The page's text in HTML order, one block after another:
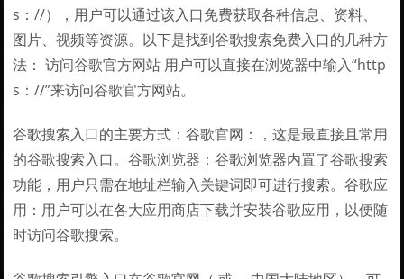
s：//），用户可以通过该入口免费获取各种信息、资料、
图片、视频等资源。以下是找到谷歌搜索免费入口的几种方
法： 访问谷歌官方网站 用户可以直接在浏览器中输入“http
s：//”来访问谷歌官方网站。
谷歌搜索入口的主要方式：谷歌官网：，这是最直接且常用
的谷歌搜索入口。谷歌浏览器：谷歌浏览器内置了谷歌搜索
功能，用户只需在地址栏输入关键词即可进行搜索。谷歌应
用：用户可以在各大应用商店下载并安装谷歌应用，以便随
时访问谷歌搜索。